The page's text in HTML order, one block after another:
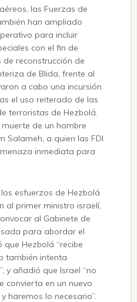
las Fuerzas de
han ampliado
para incluir
con el fin de
reconstrucción de
de Blida, frente al
a cabo una incursión
el uso reiterado de las
terroristas de Hezbolá.
de un hombre
Salameh, a quien las FDI
inmediata para
esfuerzos de Hezbolá
al primer ministro israelí,
al Gabinete de
para abordar el
Hezbolá “recibe
también intenta
y añadió que Israel “no
convierta en un nuevo
haremos lo necesario”.